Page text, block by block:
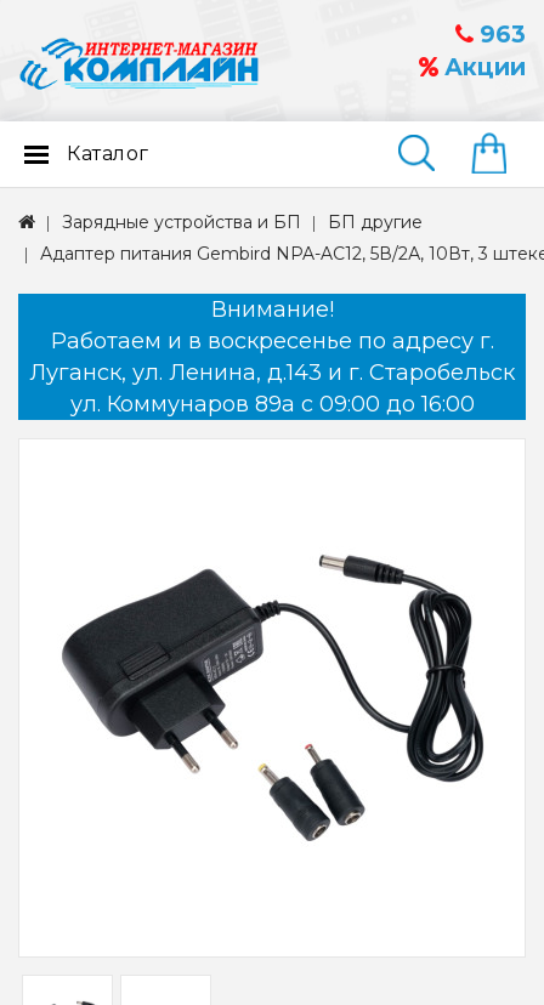
963
Акции
Найти
Каталог
Зарядные устройства и БП
БП другие
Адаптер питания Gembird NPA-AC12, 5В/2А, 10Вт, 3
Внимание!
Работаем и в воскресенье по адресу г.
Луганск, ул. Ленина, д.143 и г. Старобельск
ул. Коммунаров 89а с 09:00 до 16:00